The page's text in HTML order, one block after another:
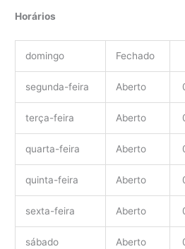
Horários
domingo Fechado
segunda-feira Aberto
terça-feira Aberto
quarta-feira Aberto
quinta-feira Aberto
sexta-feira Aberto
sábado Aberto